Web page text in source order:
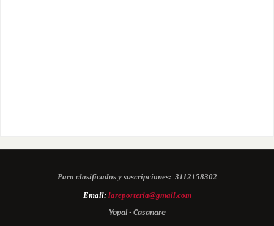
Para clasificados y suscripciones: 3112158302
Email: lareporteria@gmail.com
Yopal - Casanare